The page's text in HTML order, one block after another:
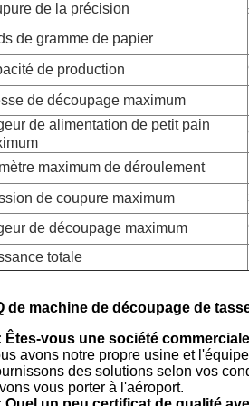
de la précision
de gramme de papier
de production
de découpage maximum
de alimentation de petit pain
maximum de déroulement
de coupure maximum
de découpage maximum
totale
de machine de découpage de
Êtes-vous une société
avons notre propre usine et
des solutions selon vos
vous porter à l'aéroport.